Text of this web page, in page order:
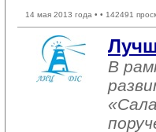
14 мая 2013 года • • 142491
В